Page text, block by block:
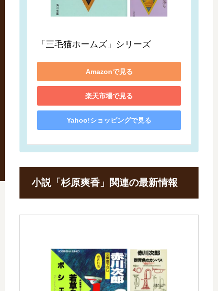
「三毛猫ホームズ」シリーズ
Amazonで見る
楽天市場で見る
Yahoo!ショッピングで見る
小説「杉原爽香」関連の最新情報